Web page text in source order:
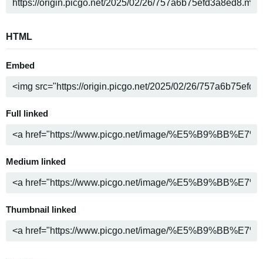
HTML
Embed
Full linked
Medium linked
Thumbnail linked